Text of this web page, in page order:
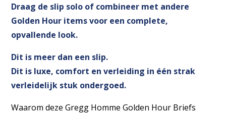
Draag de slip solo of combineer met andere
Golden Hour items voor een complete,
opvallende look.
Dit is meer dan een slip.
Dit is luxe, comfort en verleiding in één strak
verleidelijk stuk ondergoed.
Waarom deze Gregg Homme Golden Hour Briefs